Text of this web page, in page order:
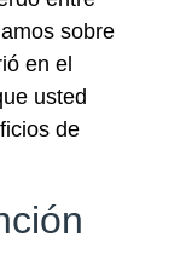
sobre
en el
usted
de